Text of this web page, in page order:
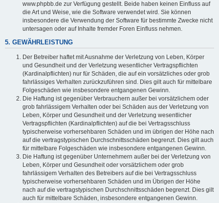
www.phpbb.de zur Verfügung gestellt. Beide haben keinen Einfluss auf
die Art und Weise, wie die Software verwendet wird. Sie können
insbesondere die Verwendung der Software für bestimmte Zwecke nicht
untersagen oder auf Inhalte fremder Foren Einfluss nehmen.
5. GEWÄHRLEISTUNG
Der Betreiber haftet mit Ausnahme der Verletzung von Leben, Körper
und Gesundheit und der Verletzung wesentlicher Vertragspflichten
(Kardinalpflichten) nur für Schäden, die auf ein vorsätzliches oder grob
fahrlässiges Verhalten zurückzuführen sind. Dies gilt auch für mittelbare
Folgeschäden wie insbesondere entgangenen Gewinn.
Die Haftung ist gegenüber Verbrauchern außer bei vorsätzlichem oder
grob fahrlässigem Verhalten oder bei Schäden aus der Verletzung von
Leben, Körper und Gesundheit und der Verletzung wesentlicher
Vertragspflichten (Kardinalpflichten) auf die bei Vertragsschluss
typischerweise vorhersehbaren Schäden und im übrigen der Höhe nach
auf die vertragstypischen Durchschnittsschäden begrenzt. Dies gilt auch
für mittelbare Folgeschäden wie insbesondere entgangenen Gewinn.
Die Haftung ist gegenüber Unternehmern außer bei der Verletzung von
Leben, Körper und Gesundheit oder vorsätzlichem oder grob
fahrlässigem Verhalten des Betreibers auf die bei Vertragsschluss
typischerweise vorhersehbaren Schäden und im Übrigen der Höhe
nach auf die vertragstypischen Durchschnittsschäden begrenzt. Dies gilt
auch für mittelbare Schäden, insbesondere entgangenen Gewinn.